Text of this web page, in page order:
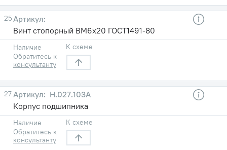
25
Винт стопорный ВМ6х20 ГОСТ1491-80
Наличие
Обратитесь к
консультанту
К схеме
27
Н.027.103А
Корпус подшипника
Наличие
Обратитесь к
консультанту
К схеме